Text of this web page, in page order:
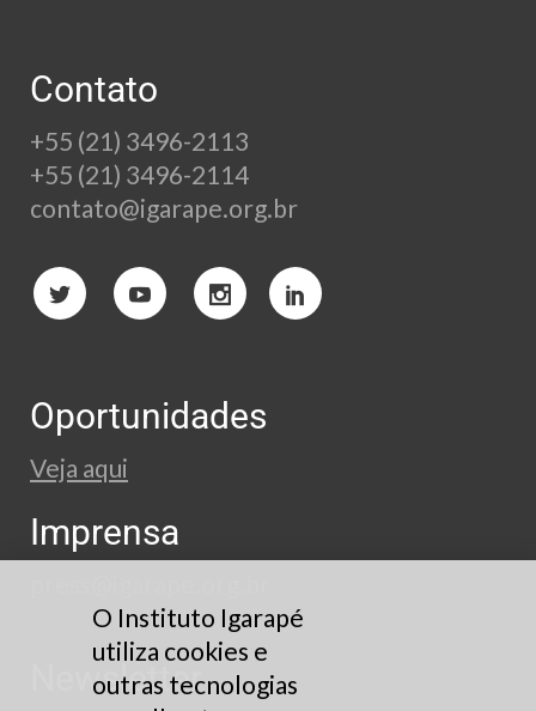
Contato
+55 (21) 3496-2113
+55 (21) 3496-2114
contato@igarape.org.br
Oportunidades
Veja aqui
Imprensa
Newsletter
O Instituto Igarapé
utiliza cookies e
outras tecnologias